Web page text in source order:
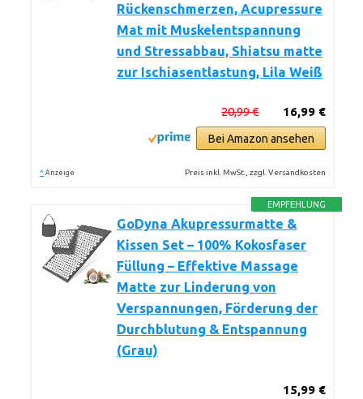
Rückenschmerzen, Acupressure
Mat mit Muskelentspannung
und Stressabbau, Shiatsu matte
zur Ischiasentlastung, Lila Weiß
16,99 €
20,99 €
Bei Amazon ansehen
* Anzeige Preis inkl. MwSt., zzgl. Versandkosten
EMPFEHLUNG
GoDyna Akupressurmatte &
Kissen Set – 100% Kokosfaser
Füllung – Effektive Massage
Matte zur Linderung von
Verspannungen, Förderung der
Durchblutung & Entspannung
(Grau)
15,99 €